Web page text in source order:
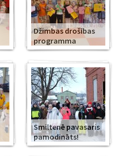
Džimbas drošības
programma
Smiltenē pavasaris
pamodināts!